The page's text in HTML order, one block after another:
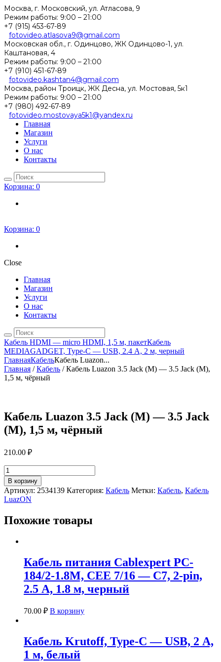
Москва, г. Московский, ул. Атласова, 9
Режим работы: 9:00 – 21:00
+7 (915) 453-67-89
fotovideo.atlasova9@gmail.com
Московская обл., г. Одинцово, ЖК Одинцово-1, ул.
Каштановая, 4
Режим работы: 9:00 – 21:00
+7 (910) 451-67-89
fotovideo.kashtan4@gmail.com
Москва, район Троицк, ЖК Десна, ул. Мостовая, 5к1
Режим работы: 9:00 – 21:00
+7 (980) 492-67-89
fotovideo.mostovaya5k1@yandex.ru
Главная
Магазин
Услуги
О нас
Контакты
Корзина: 0
Корзина: 0
Close
Главная
Магазин
Услуги
О нас
Контакты
Кабель HDMI — micro HDMI, 1,5 м, пакетКабель
MEDIAGADGET, Type-C — USB, 2.4 А, 2 м, черный
ГлавнаяКабельКабель Luazon...
Главная /Кабель / Кабель Luazon 3.5 Jack (M) — 3.5 Jack (M),
1,5 м, чёрный
Кабель Luazon 3.5 Jack (M) — 3.5 Jack
(M), 1,5 м, чёрный
210.00 ₽
Количество
товара
Кабель
Luazon
3.5
(M)
чёрный
В корзину
Артикул: 2534139 Категория: Кабель Метки: Кабель, Кабель
LuazON
Похожие товары
Кабель питания Cablexpert PC-
184/2-1.8M, CEE 7/16 — C7, 2-pin,
2.5 А, 1.8 м, черный
70.00 ₽ В корзину
Кабель Krutoff, Type-C — USB, 2 А,
1 м, белый